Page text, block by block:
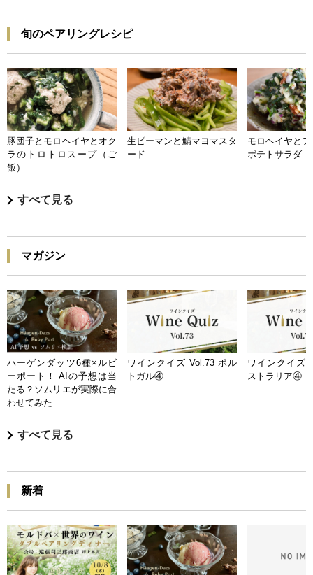
旬のペアリングレシピ
豚団子とモロヘイヤとオク
ラのトロトロスープ（ご
飯）
生ピーマンと鯖マヨマスタ
ード
モロヘイヤと
ポテトサラダ
すべて見る
マガジン
ハーゲンダッツ6種×ルビ
ーポート！ AIの予想は当
たる？ソムリエが実際に合
わせてみた
ワインクイズ Vol.73 ポル
トガル④
ワインクイズ
ストラリア④
すべて見る
新着